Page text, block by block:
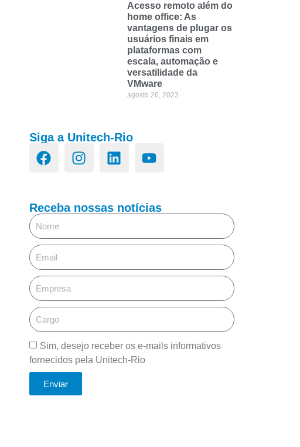
Acesso remoto além do
home office: As
vantagens de plugar os
usuários finais em
plataformas com
escala, automação e
versatilidade da
VMware
agosto 26, 2023
Siga a Unitech-Rio
Receba nossas notícias
Sim, desejo receber os e-mails informativos
fornecidos pela Unitech-Rio
Enviar